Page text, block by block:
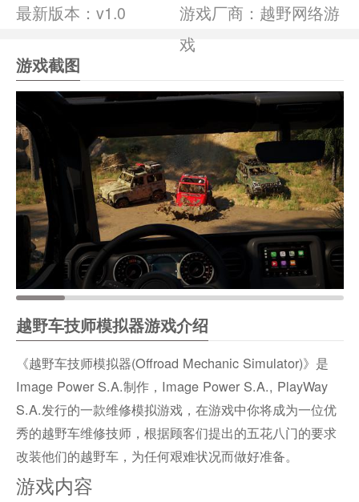
最新版本：v1.0
游戏厂商：越野网络游
戏
游戏截图
越野车技师模拟器游戏介绍
《越野车技师模拟器(Offroad Mechanic Simulator)》是
Image Power S.A.制作，Image Power S.A., PlayWay
S.A.发行的一款维修模拟游戏，在游戏中你将成为一位优
秀的越野车维修技师，根据顾客们提出的五花八门的要求
改装他们的越野车，为任何艰难状况而做好准备。
游戏内容